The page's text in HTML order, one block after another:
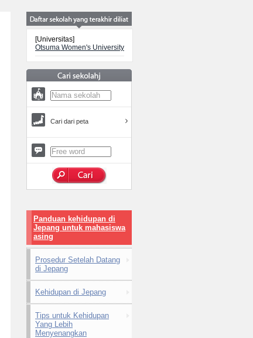
[Universitas]
Otsuma Women's University
Cari dari peta
Panduan kehidupan di
Jepang untuk mahasiswa
asing
Prosedur Setelah Datang
di Jepang
Kehidupan di Jepang
Tips untuk Kehidupan
Yang Lebih
Menyenangkan